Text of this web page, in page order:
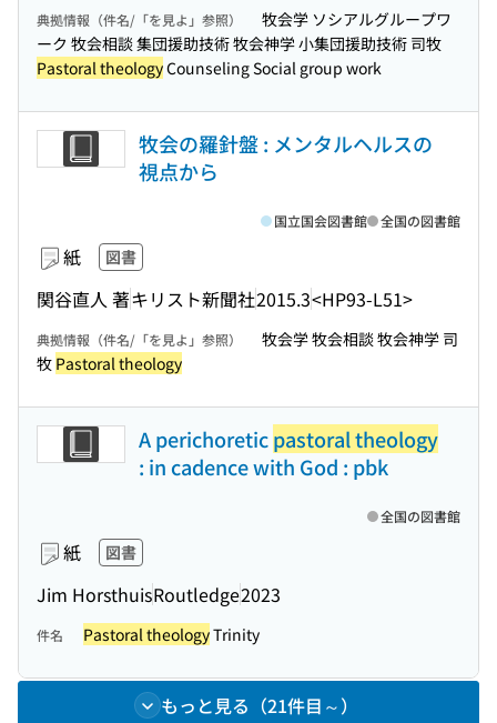
典拠情報（件名/「を見よ」参照）
牧会学 ソシアルグループワ
ーク 牧会相談 集団援助技術 牧会神学 小集団援助技術 司牧
Pastoral theologyCounseling Social group work
牧会の羅針盤 : メンタルヘルスの
視点から
紙 図書
関谷直人 著キリスト新聞社2015.3<HP93-L51>
国立国会図書館 全国の図書館
典拠情報（件名/「を見よ」参照）
牧会学 牧会相談 牧会神学 司
牧 Pastoral theology
A perichoreticpastoral theology
: in cadence with God : pbk
紙 図書
Jim HorsthuisRoutledge2023
全国の図書館
件名 Pastoral theologyTrinity
もっと見る（21件目～）